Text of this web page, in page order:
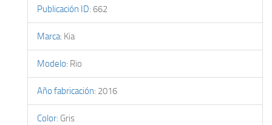
Publicación ID: 662
Marca: Kia
Modelo: Rio
Año fabricación: 2016
Color: Gris